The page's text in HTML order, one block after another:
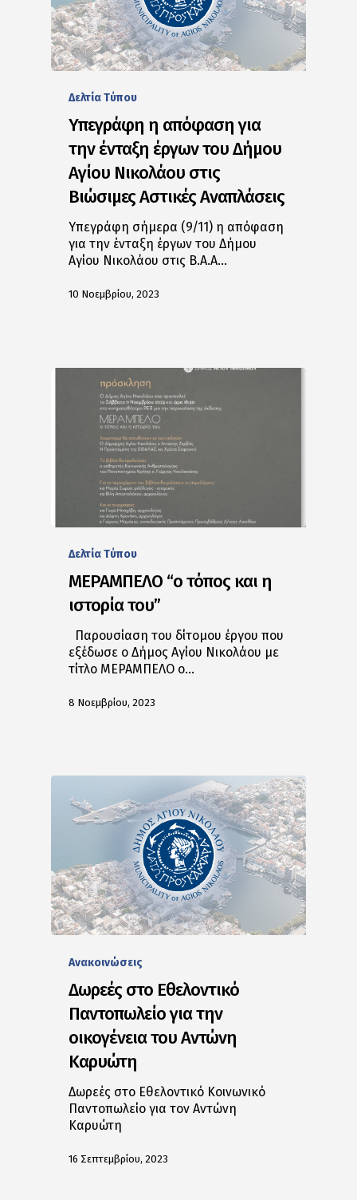
Δελτία Tύπου
Υπεγράφη η απόφαση για
την ένταξη έργων του Δήμου
Αγίου Νικολάου στις
Βιώσιμες Αστικές Αναπλάσεις
Υπεγράφη σήμερα (9/11) η απόφαση
για την ένταξη έργων του Δήμου
Αγίου Νικολάου στις Β.Α.Α…
10 Νοεμβρίου, 2023
Δελτία Tύπου
ΜΕΡΑΜΠΕΛΟ “ο τόπος και η
ιστορία του”
Παρουσίαση του δίτομου έργου που
εξέδωσε ο Δήμος Αγίου Νικολάου με
τίτλο ΜΕΡΑΜΠΕΛΟ ο…
8 Νοεμβρίου, 2023
Ανακοινώσεις
Δωρεές στο Εθελοντικό
Παντοπωλείο για την
οικογένεια του Αντώνη
Καρυώτη
Δωρεές στο Εθελοντικό Κοινωνικό
Παντοπωλείο για τον Αντώνη
Καρυώτη
16 Σεπτεμβρίου, 2023